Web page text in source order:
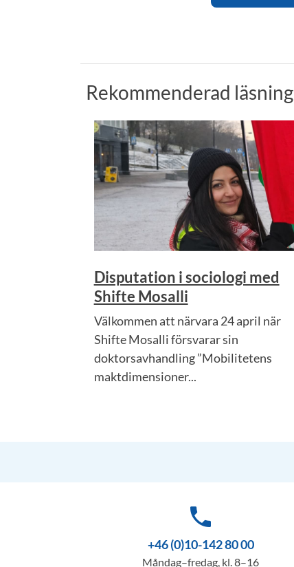
Rekommenderad läsning
Disputation i sociologi med
Shifte Mosalli
Välkommen att närvara 24 april när
Shifte Mosalli försvarar sin
doktorsavhandling ”Mobilitetens
maktdimensioner...
phone
+46 (0)10-142 80 00
Måndag–fredag, kl. 8–16